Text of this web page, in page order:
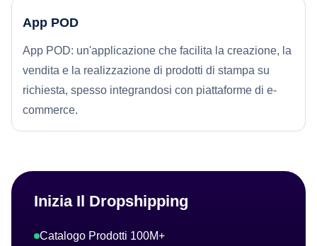
App POD
App POD: un'applicazione che facilita la creazione, la
vendita e la realizzazione di prodotti di stampa su
richiesta, spesso integrandosi con piattaforme di e-
commerce.
Inizia Il Dropshipping
Catalogo Prodotti 100M+